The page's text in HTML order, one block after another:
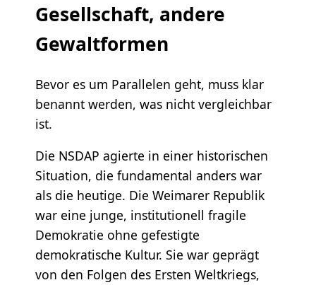
Gesellschaft, andere
Gewaltformen
Bevor es um Parallelen geht, muss klar
benannt werden, was nicht vergleichbar
ist.
Die NSDAP agierte in einer historischen
Situation, die fundamental anders war
als die heutige. Die Weimarer Republik
war eine junge, institutionell fragile
Demokratie ohne gefestigte
demokratische Kultur. Sie war geprägt
von den Folgen des Ersten Weltkriegs,